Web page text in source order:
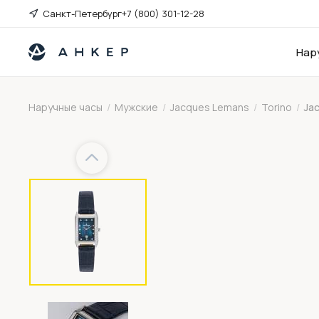
Санкт-Петербург+7 (800) 301-12-28
Наручные часы / Мужские / Jacques Lemans / Torino /
Previous